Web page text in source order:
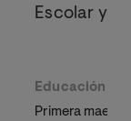
Escolar y
Educación
Primera